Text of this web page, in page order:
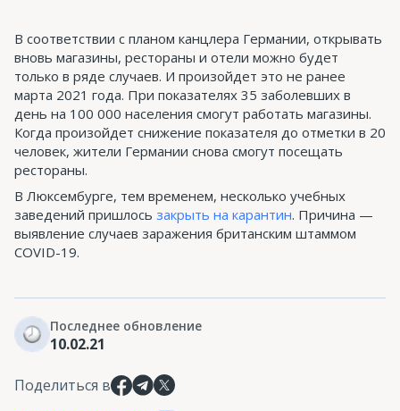
В соответствии с планом канцлера Германии, открывать
вновь магазины, рестораны и отели можно будет
только в ряде случаев. И произойдет это не ранее
марта 2021 года. При показателях 35 заболевших в
день на 100 000 населения смогут работать магазины.
Когда произойдет снижение показателя до отметки в 20
человек, жители Германии снова смогут посещать
рестораны.
В Люксембурге, тем временем, несколько учебных
заведений пришлось закрыть на карантин. Причина —
выявление случаев заражения британским штаммом
COVID-19.
Последнее обновление
10.02.21
Поделиться в